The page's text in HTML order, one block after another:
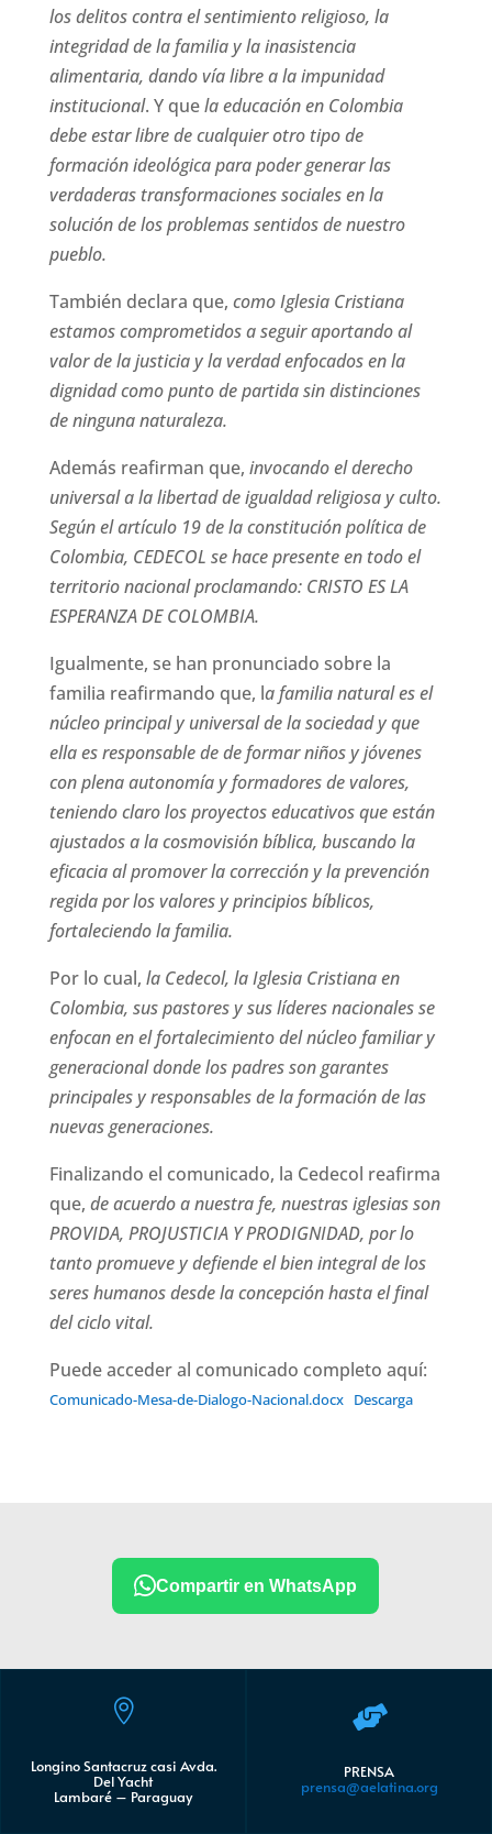
los delitos contra el sentimiento religioso, la
integridad de la familia y la inasistencia
alimentaria, dando vía libre a la impunidad
institucional. Y quela educación en Colombia
debe estar libre de cualquier otro tipo de
formación ideológica para poder generar las
verdaderas transformaciones sociales en la
solución de los problemas sentidos de nuestro
pueblo.
También declara que, como Iglesia Cristiana
estamos comprometidos a seguir aportando al
valor de la justicia y la verdad enfocados en la
dignidad como punto de partida sin distinciones
de ninguna naturaleza.
Además reafirman que, invocando el derecho
universal a la libertad de igualdad religiosa y culto.
Según el artículo 19 de la constitución política de
Colombia, CEDECOL se hace presente en todo el
territorio nacional proclamando: CRISTO ES LA
ESPERANZA DE COLOMBIA.
Igualmente, se han pronunciado sobre la
familia reafirmando que, la familia natural es el
núcleo principal y universal de la sociedad y que
ella es responsable de de formar niños y jóvenes
con plena autonomía y formadores de valores,
teniendo claro los proyectos educativos que están
ajustados a la cosmovisión bíblica, buscando la
eficacia al promover la corrección y la prevención
regida por los valores y principios bíblicos,
fortaleciendo la familia.
Por lo cual, la Cedecol, la Iglesia Cristiana en
Colombia, sus pastores y sus líderes nacionales se
enfocan en el fortalecimiento del núcleo familiar y
generacional donde los padres son garantes
principales y responsables de la formación de las
nuevas generaciones.
Finalizando el comunicado, la Cedecol reafirma
que, de acuerdo a nuestra fe, nuestras iglesias son
PROVIDA, PROJUSTICIA Y PRODIGNIDAD, por lo
tanto promueve y defiende el bien integral de los
seres humanos desde la concepción hasta el final
del ciclo vital.
Puede acceder al comunicado completo aquí:
Comunicado-Mesa-de-Dialogo-Nacional.docx Descarga
Compartir en WhatsApp

Longino Santacruz casi Avda.
Del Yacht
Lambaré – Paraguay

PRENSA
prensa@aelatina.org